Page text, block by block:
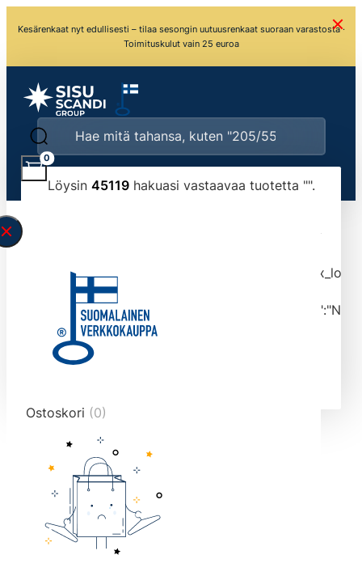
Kesärenkaat nyt edullisesti – tilaa sesongin uutuusrenkaat suoraan varastosta ·
Toimituskulut vain 25 euroa
Löysin 45119hakuasi vastaavaa tuotetta "".
typed the search query correctly.<br>Currently
tmlmvi","meta_query":
data-original-query-vars="[]" data-page="1"
data-max-pages="4512" data-start="1" data-
end="10">
0
Ostoskori (0)